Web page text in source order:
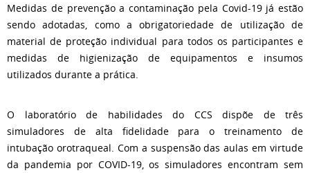
Medidas de prevenção a contaminação pela Covid-19 já estão
sendo adotadas, como a obrigatoriedade de utilização de
material de proteção individual para todos os participantes e
medidas de higienização de equipamentos e insumos
utilizados durante a prática.
O laboratório de habilidades do CCS dispõe de três
simuladores de alta fidelidade para o treinamento de
intubação orotraqueal. Com a suspensão das aulas em virtude
da pandemia por COVID-19, os simuladores encontram sem